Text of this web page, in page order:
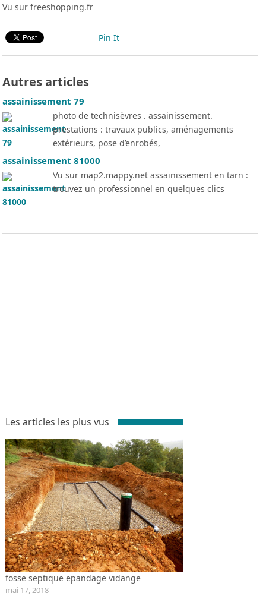
Vu sur freeshopping.fr
Pin It
Autres articles
assainissement 79
photo de technisèvres . assainissement.
prestations : travaux publics, aménagements
extérieurs, pose d’enrobés,
assainissement 81000
Vu sur map2.mappy.net assainissement en tarn :
trouvez un professionnel en quelques clics
Les articles les plus vus
fosse septique epandage vidange
mai 17, 2018